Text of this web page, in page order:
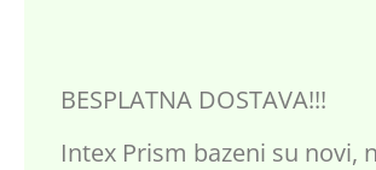
BESPLATNA DOSTAVA!!!
Intex Prism bazeni su novi,